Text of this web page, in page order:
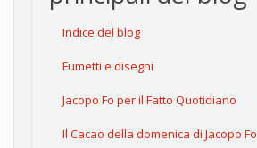
Indice del blog
Fumetti e disegni
Jacopo Fo per il Fatto Quotidiano
Il Cacao della domenica di Jacopo Fo